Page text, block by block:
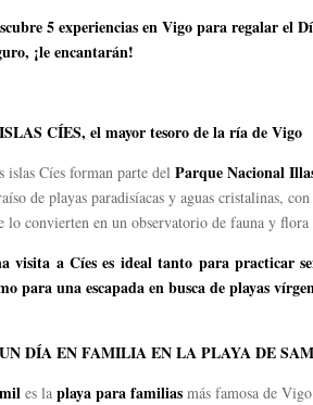
5 experiencias en Vigo para regalar el
¡le encantarán!
CÍES, el mayor tesoro de la ría de Vigo
islas Cíes forman parte del Parque Nacional
de playas paradisíacas y aguas cristalinas,
lo convierten en un observatorio de fauna y flora
visita a Cíes es ideal tanto para practicar
para una escapada en busca de playas
DÍA EN FAMILIA EN LA PLAYA DE
es la playa para familias más famosa de